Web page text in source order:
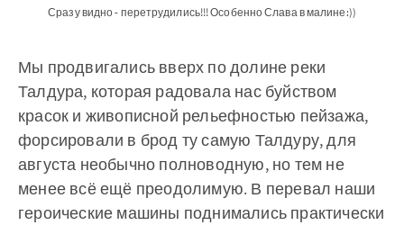
Сразу видно - перетрудились!!! Особенно Слава в малине:))
Мы продвигались вверх по долине реки
Талдура, которая радовала нас буйством
красок и живописной рельефностью пейзажа,
форсировали в брод ту самую Талдуру, для
августа необычно полноводную, но тем не
менее всё ещё преодолимую. В перевал наши
героические машины поднимались практически